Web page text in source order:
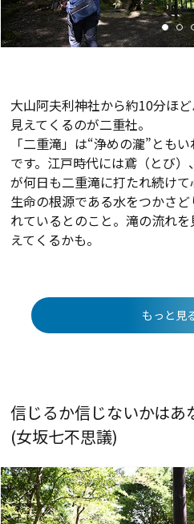
大山阿夫利神社から約10分ほ
見えてくるのが二重社。
「二重滝」は“浄めの瀧”とも
です。江戸時代には鳶（とび
が何日も二重滝に打たれ続けて
生命の根源である水をつかさ
れているとのこと。滝の流れ
えてくるかも。
もっと見
信じるか信じないかはあ
(女坂七不思議)